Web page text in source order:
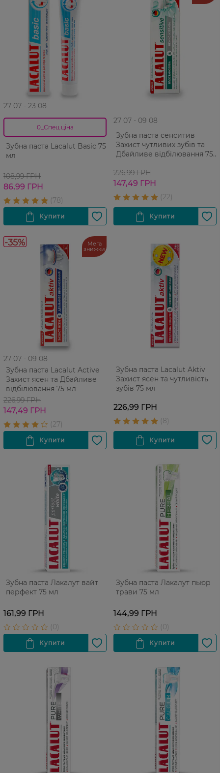
27 07 - 23 08
0_Спец.ціна
Зубна паста Lacalut Basic 75
мл
108,99 ГРН
86,99 ГРН
27 07 - 09 08
Зубна паста сенситив
Захист чутливих зубів та
Дбайливе відбілювання 75
226,99 ГРН
147,49 ГРН
-35% Мега
знижки
27 07 - 09 08
Зубна паста Lacalut Active
Захист ясен та Дбайливе
відбілювання 75 мл
226,99 ГРН
147,49 ГРН
Зубна паста Lacalut Aktiv
Захист ясен та чутливість
зубів 75 мл
226,99 ГРН
Зубна паста Лакалут вайт
перфект 75 мл
161,99 ГРН
Зубна паста Лакалут пьюр
трави 75 мл
144,99 ГРН